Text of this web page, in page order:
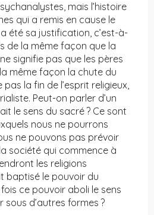
mais l’histoire
qui a remis en cause le
été sa justification, c’est-à-
de la même façon que la
signifie pas que les pères
même façon la chute du
la fin de l’esprit religieux,
Peut-on parler d’un
le sens du sacré ? Ce sont
nous ne pourrons
ne pouvons pas prévoir
société qui commence à
les religions
baptisé le pouvoir du
ce pouvoir aboli le sens
d’autres formes ?